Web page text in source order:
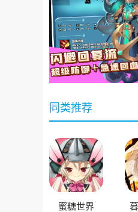
同类推荐
蜜糖世界